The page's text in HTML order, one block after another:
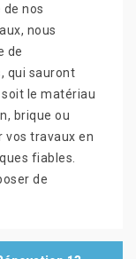
de nos
nous
de
qui sauront
le matériau
brique ou
vos travaux en
fiables.
de